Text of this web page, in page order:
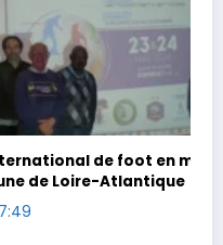
en marchant dans